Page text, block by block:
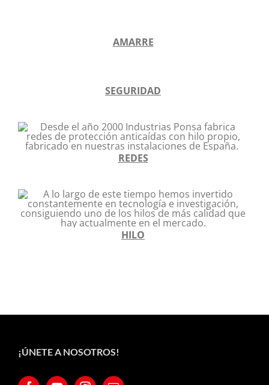
AMARRE
SEGURIDAD
REDES
HILO
¡ÚNETE A NOSOTROS!